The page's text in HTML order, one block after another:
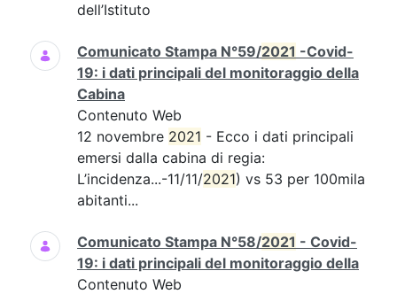
dell’Istituto
Comunicato Stampa N°59/2021 -Covid-
19: i dati principali del monitoraggio della
Cabina
Contenuto Web
12 novembre 2021 - Ecco i dati principali
emersi dalla cabina di regia:
L’incidenza...-11/11/2021) vs 53 per 100mila
abitanti...
Comunicato Stampa N°58/2021 - Covid-
19: i dati principali del monitoraggio della
Contenuto Web